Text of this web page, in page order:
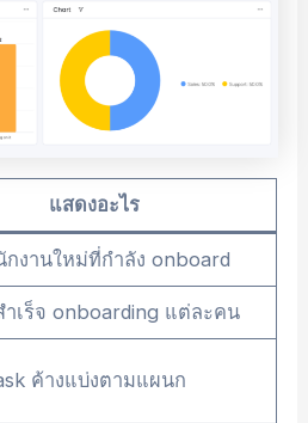
แสดงอะไร
งานใหม่ที่กำลัง onboard
เร็จ onboarding แต่ละคน
ค้างแบ่งตามแผนก